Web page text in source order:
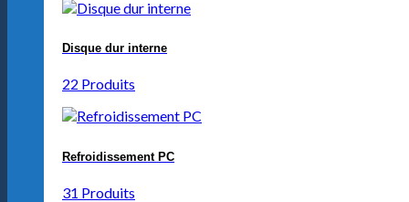
Disque dur interne
22 Produits
Refroidissement PC
31 Produits